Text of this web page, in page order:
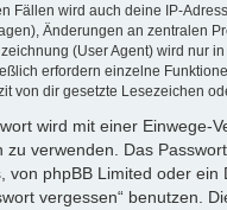
Fällen wird auch deine IP-
Änderungen an zentralen
(User Agent) wird nur
erfordern einzelne
von dir gesetzte Lesezeichen
wird mit einer Einwege-
zu verwenden. Das
von phpBB Limited oder
vergessen“ benutzen.